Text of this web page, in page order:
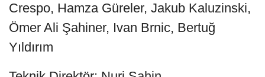
Crespo, Hamza Güreler, Jakub Kaluzinski,
Ömer Ali Şahiner, Ivan Brnic, Bertuğ
Yıldırım